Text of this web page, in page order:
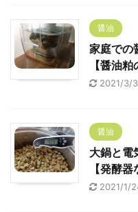
醤油
家庭での
【醤油
2021/3/
醤油
大鍋と電
【発酵器
2021/1/